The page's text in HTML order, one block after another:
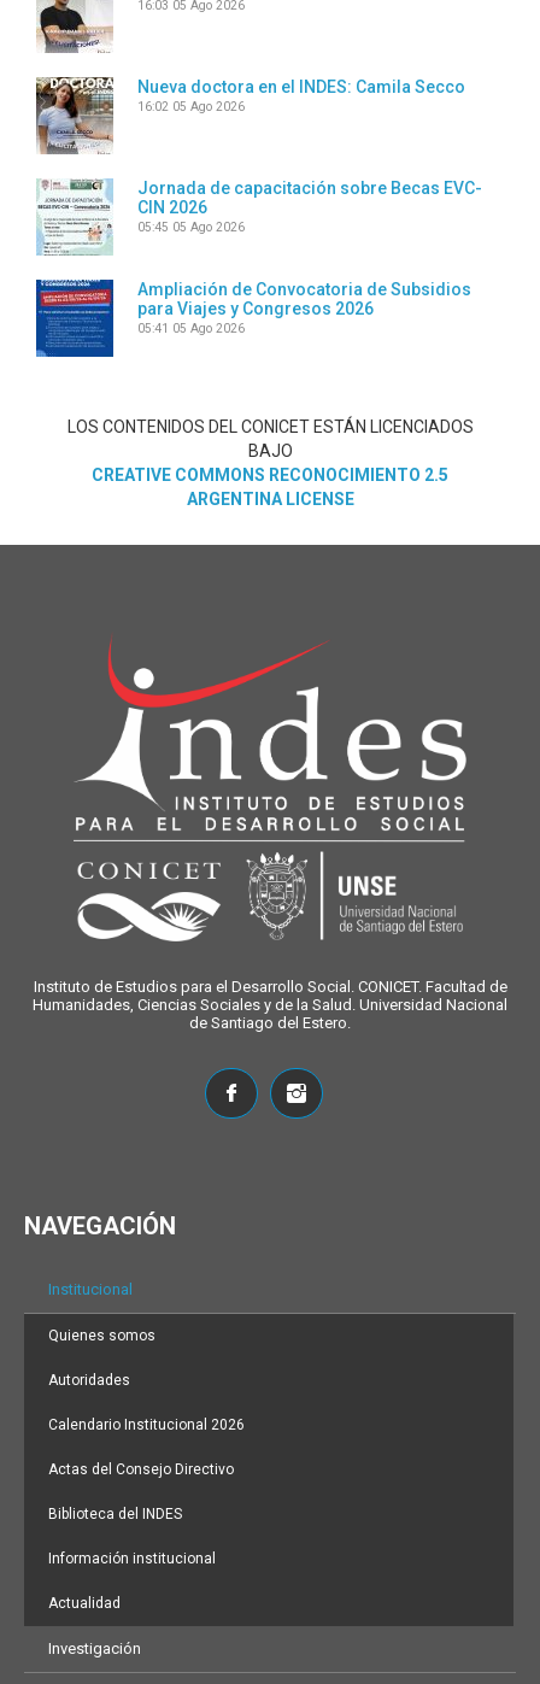
16:03 05 Ago 2026
Nueva doctora en el INDES: Camila Secco
16:02 05 Ago 2026
Jornada de capacitación sobre Becas EVC-
CIN 2026
05:45 05 Ago 2026
Ampliación de Convocatoria de Subsidios
para Viajes y Congresos 2026
05:41 05 Ago 2026
LOS CONTENIDOS DEL CONICET ESTÁN LICENCIADOS
BAJO
CREATIVE COMMONS RECONOCIMIENTO 2.5
ARGENTINA LICENSE
Instituto de Estudios para el Desarrollo Social. CONICET. Facultad de
Humanidades, Ciencias Sociales y de la Salud. Universidad Nacional
de Santiago del Estero.
NAVEGACIÓN
Institucional
Quienes somos
Autoridades
Calendario Institucional 2026
Actas del Consejo Directivo
Biblioteca del INDES
Información institucional
Actualidad
Investigación